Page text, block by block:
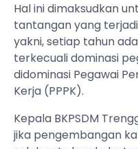
Hal ini dimaksudkan
tantangan yang
yakni, setiap tahun
terkecuali dominasi
didominasi Pegawai
Kerja (PPPK).
Kepala BKPSDM
jika pengembangan